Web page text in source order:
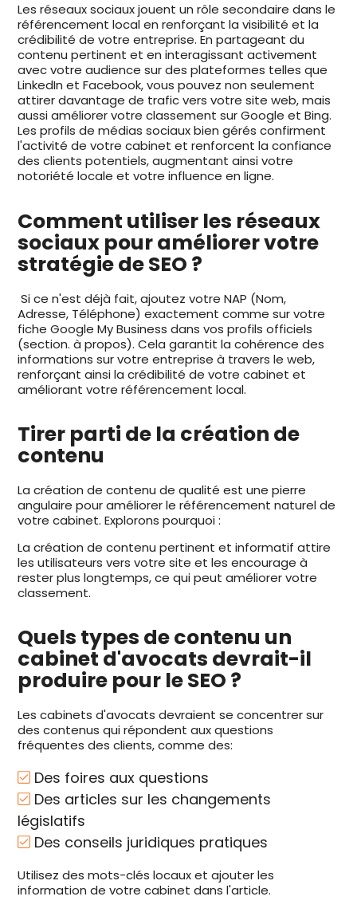
Les réseaux sociaux jouent un rôle secondaire dans le
référencement local en renforçant la visibilité et la
crédibilité de votre entreprise. En partageant du
contenu pertinent et en interagissant activement
avec votre audience sur des plateformes telles que
LinkedIn et Facebook, vous pouvez non seulement
attirer davantage de trafic vers votre site web, mais
aussi améliorer votre classement sur Google et Bing.
Les profils de médias sociaux bien gérés confirment
l'activité de votre cabinet et renforcent la confiance
des clients potentiels, augmentant ainsi votre
notoriété locale et votre influence en ligne.
Comment utiliser les réseaux
sociaux pour améliorer votre
stratégie de SEO ?
Si ce n'est déjà fait, ajoutez votre NAP (Nom,
Adresse, Téléphone) exactement comme sur votre
fiche Google My Business dans vos profils officiels
(section. à propos). Cela garantit la cohérence des
informations sur votre entreprise à travers le web,
renforçant ainsi la crédibilité de votre cabinet et
améliorant votre référencement local.
Tirer parti de la création de
contenu
La création de contenu de qualité est une pierre
angulaire pour améliorer le référencement naturel de
votre cabinet. Explorons pourquoi :
La création de contenu pertinent et informatif attire
les utilisateurs vers votre site et les encourage à
rester plus longtemps, ce qui peut améliorer votre
classement.
Quels types de contenu un
cabinet d'avocats devrait-il
produire pour le SEO ?
Les cabinets d'avocats devraient se concentrer sur
des contenus qui répondent aux questions
fréquentes des clients, comme des:
Des foires aux questions
Des articles sur les changements
législatifs
Des conseils juridiques pratiques
Utilisez des mots-clés locaux et ajouter les
information de votre cabinet dans l'article.